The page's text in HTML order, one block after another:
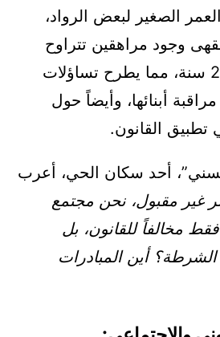
الصغير لبعض الرواد،
وجود مراهقين تتراوح
أعمارهم بين 16 و25 سنة، مما يطرح تساؤلات
أبنائها، وأيضاً حول
القانون.
أحد سكان الحي، أعرب
غير مقبول، نحن مجتمع
مخالفاً للقانون، بل
الشرطة؟ أين المبادرات